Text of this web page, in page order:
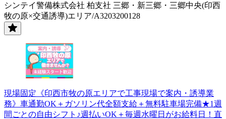
シンテイ警備株式会社 柏支社 三郷・新三郷・三郷中央(印西
牧の原×交通誘導)エリア/A3203200128
現場固定《印西市牧の原エリアで工事現場で案内・誘導業
務》車通勤OK＋ガソリン代全額支給＋無料駐車場完備★1週
間ごとの自由シフト♪週払いOK＋毎週水曜日がお給料日！直